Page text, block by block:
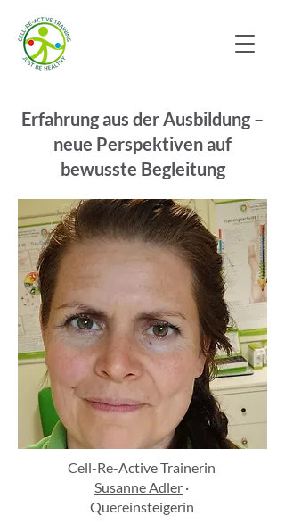
Erfahrung aus der Ausbildung –
neue Perspektiven auf
bewusste Begleitung
Cell-Re-Active Trainerin
Susanne Adler ·
Quereinsteigerin